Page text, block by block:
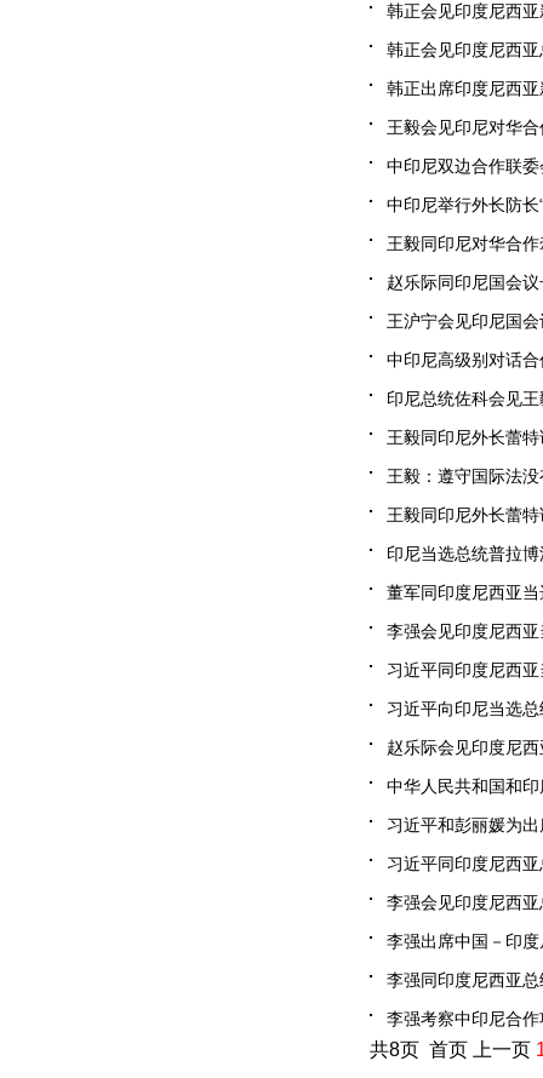
韩正会见印度尼西
韩正会见印度尼西
韩正出席印度尼西
王毅会见印尼对华
中印尼双边合作联
中印尼举行外长防
王毅同印尼对华合
赵乐际同印尼国会
王沪宁会见印尼国
中印尼高级别对话
印尼总统佐科会见
王毅同印尼外长蕾
王毅：遵守国际法
王毅同印尼外长蕾
印尼当选总统普拉
董军同印度尼西亚
李强会见印度尼西
习近平同印度尼西
习近平向印尼当选
赵乐际会见印度尼
中华人民共和国和
习近平和彭丽媛为
习近平同印度尼西
李强会见印度尼西
李强出席中国－印
李强同印度尼西亚
李强考察中印尼合
共8页 首页 上一页